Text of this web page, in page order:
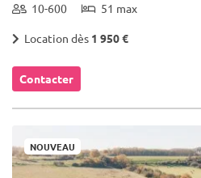
10-600 51 max
Location dès 1 950 €
Contacter
NOUVEAU